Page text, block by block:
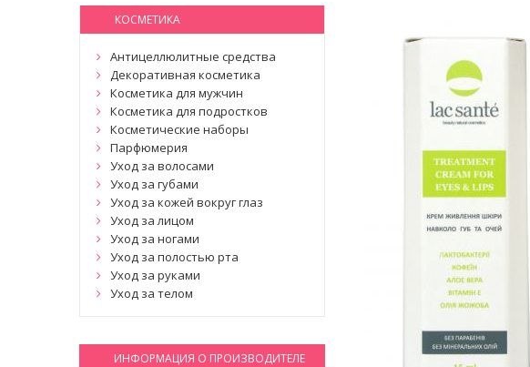
КОСМЕТИКА
Антицеллюлитные средства
Декоративная косметика
Косметика для мужчин
Косметика для подростков
Косметические наборы
Парфюмерия
Уход за волосами
Уход за губами
Уход за кожей вокруг глаз
Уход за лицом
Уход за ногами
Уход за полостью рта
Уход за руками
Уход за телом
ИНФОРМАЦИЯ О ПРОИЗВОДИТЕЛЕ